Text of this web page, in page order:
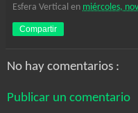
Esfera Vertical en miércoles,
Compartir
No hay comentarios :
Publicar un comentario